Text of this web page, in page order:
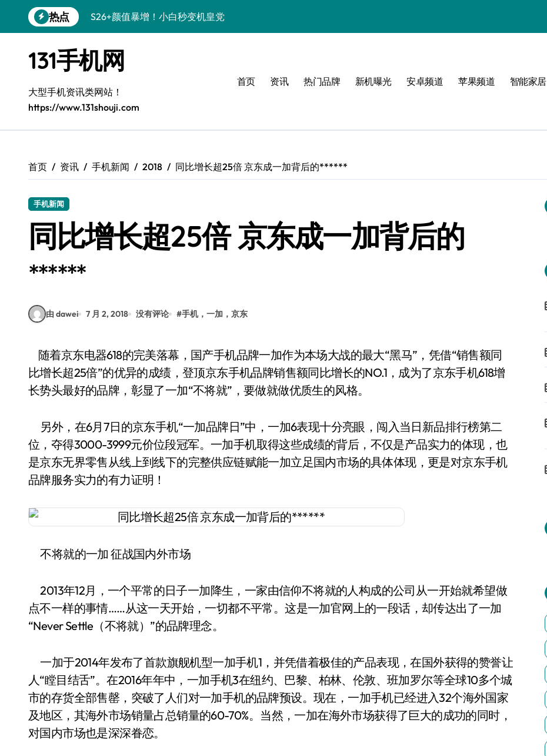
到
热点
S26+颜值暴增！小白秒变机皇党
三星S26上手必学的个性化美化技巧
S25美化攻略：小白秒变酷炫高手
三星Galaxy C55 5G惊艳亮相！
Galaxy C55 5G定制秘籍，小白也能玩出潮流范
S25+上手秒变焦点！
131手机网
大型手机资讯类网站！
https://www.131shouji.com
首页 资讯 热门品牌 新机曝光 安卓频道 苹果频道 智能家居
首页 资讯 手机新闻 2018 同比增长超25倍 京东成一加背后的******
手机新闻
同比增长超25倍 京东成一加背后的
******
由 dawei 7 月 2, 2018 没有评论 #手机，一加，京东
随着京东电器618的完美落幕，国产手机品牌一加作为本场大战的最大“黑马”，凭借“销售额同
比增长超25倍”的优异的成绩，登顶京东手机品牌销售额同比增长的NO.1，成为了京东手机618增
长势头最好的品牌，彰显了一加“不将就”，要做就做优质生的风格。
另外，在6月7日的京东手机“一加品牌日”中，一加6表现十分亮眼，闯入当日新品排行榜第二
位，夺得3000-3999元价位段冠军。一加手机取得这些成绩的背后，不仅是产品实力的体现，也
是京东无界零售从线上到线下的完整供应链赋能一加立足国内市场的具体体现，更是对京东手机
品牌服务实力的有力证明！
不将就的一加 征战国内外市场
2013年12月，一个平常的日子一加降生，一家由信仰不将就的人构成的公司从一开始就希望做
点不一样的事情……从这一天开始，一切都不平常。这是一加官网上的一段话，却传达出了一加
“Never Settle（不将就）”的品牌理念。
一加于2014年发布了首款旗舰机型一加手机1，并凭借着极佳的产品表现，在国外获得的赞誉让
人“瞠目结舌”。在2016年年中，一加手机3在纽约、巴黎、柏林、伦敦、班加罗尔等全球10多个城
市的存货全部售罄，突破了人们对一加手机的品牌预设。现在，一加手机已经进入32个海外国家
及地区，其海外市场销量占总销量的60-70%。当然，一加在海外市场获得了巨大的成功的同时，
对国内市场也是深深眷恋。